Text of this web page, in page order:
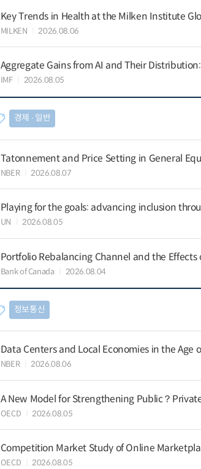
Key Trends in Health at the Milken Institute
MILKEN 2026.08.06
Aggregate Gains from AI and Their
IMF 2026.08.05
경제 ∙ 일반
Tatonnement and Price Setting in General
NBER 2026.08.07
Playing for the goals: advancing inclusion
UN 2026.08.05
Portfolio Rebalancing Channel and the
Bank of Canada 2026.08.04
정보통신
Data Centers and Local Economies in the Age
NBER 2026.08.06
A New Model for Strengthening Public？
OECD 2026.08.05
Competition Market Study of Online
OECD 2026.08.05